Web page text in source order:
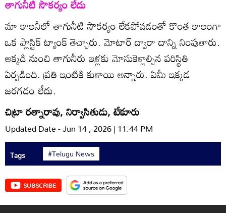
తాగునీటి సౌకర్యం లేదు
మా కాలనీలో తాగునీటి సౌకర్యం లేకపోవడంతో కొంత కాలంగా
ఒక ప్లాస్టిక్‌ ట్యాంక్‌ తెచ్చారు. మోటార్‌ ద్వారా దాన్ని నింపుతారు.
అక్కడి నుంచి తాగునీరు ఇళ్లకు మోసుకెళ్లాల్సిన పరిస్థితి
ఏర్పడింది. ప్రతి ఇంటికి కుళాయి అన్నారు. ఏమీ ఇక్కడ
జరగడం లేదు.
చిట్రా రత్నారావు, నిర్వాసితుడు, టేకూరు
Updated Date - Jun 14 , 2026 | 11:44 PM
Tags #Telugu News
SUBSCRIBE